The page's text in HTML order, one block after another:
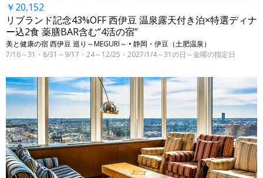
￥20,152
リブランド記念43%OFF 西伊豆 温泉露天付き泊×特選ディナ
ー込2食 薬膳BAR含む“4活の宿”
美と健康の宿 西伊豆 巡り～MEGURI～ • 静岡・伊豆（土肥温泉）
7/16～31・8/31～9/17・24～12/25・2027/1/4～31の日～金曜の指定日